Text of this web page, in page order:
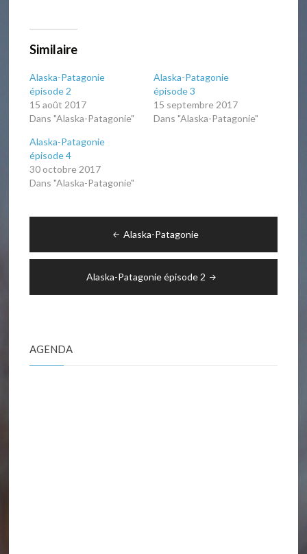
Similaire
Alaska-Patagonie
épisode 2
15 août 2017
Dans "Alaska-Patagonie"
Alaska-Patagonie
épisode 3
15 septembre 2017
Dans "Alaska-Patagonie"
Alaska-Patagonie
épisode 4
30 octobre 2017
Dans "Alaska-Patagonie"
l’article
Alaska-Patagonie
Alaska-Patagonie épisode 2
AGENDA